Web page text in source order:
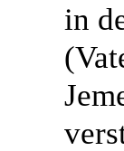
in